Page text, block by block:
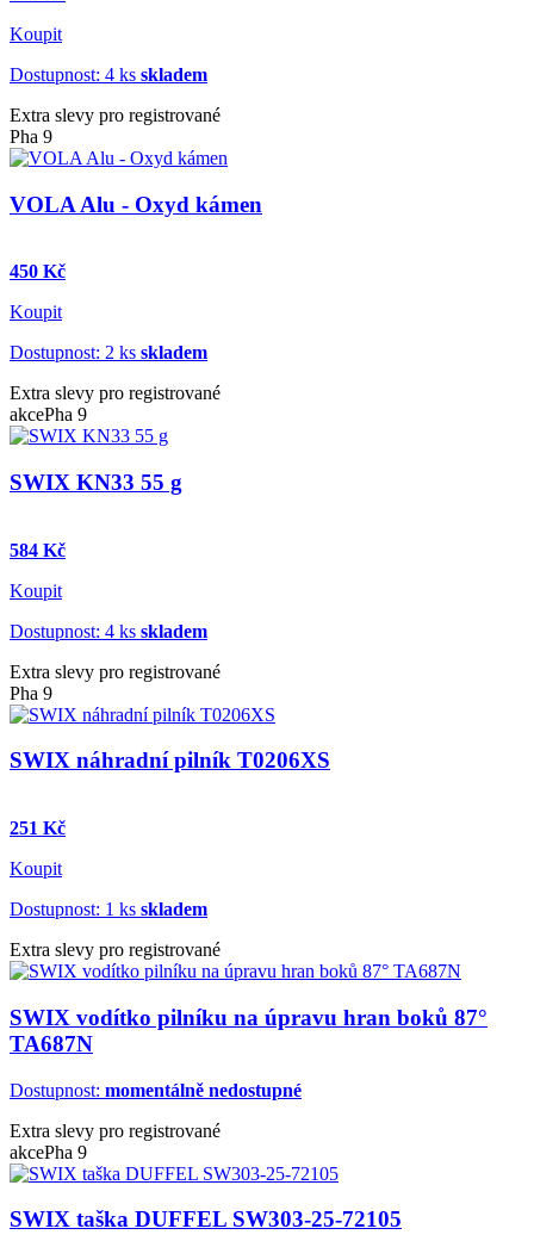
Koupit
Dostupnost: 4 ks skladem
Extra slevy pro registrované
Pha 9
VOLA Alu - Oxyd kámen
450 Kč
Koupit
Dostupnost: 2 ks skladem
Extra slevy pro registrované
akcePha 9
SWIX KN33 55 g
584 Kč
Koupit
Dostupnost: 4 ks skladem
Extra slevy pro registrované
Pha 9
SWIX náhradní pilník T0206XS
251 Kč
Koupit
Dostupnost: 1 ks skladem
Extra slevy pro registrované
SWIX vodítko pilníku na úpravu hran boků 87°
TA687N
Dostupnost: momentálně nedostupné
Extra slevy pro registrované
akcePha 9
SWIX taška DUFFEL SW303-25-72105